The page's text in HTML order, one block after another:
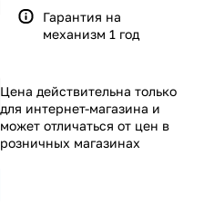
Гарантия на
механизм 1 год
Цена действительна только
для интернет-магазина и
может отличаться от цен в
розничных магазинах